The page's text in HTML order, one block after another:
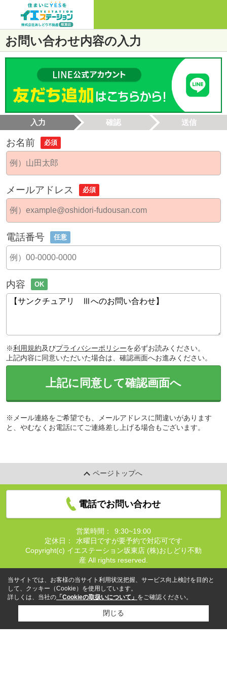
お問い合わせ内容の入力
入力 確認 送信
お名前 必須
メールアドレス 必須
電話番号 任意
内容 OK
※利用規約及びプライバシーポリシーを必ずお読みください。
上記内容に同意いただいた場合は、確認画面へお進みください。
上記に同意して確認画面へ
※メール連絡をご希望でも、メールアドレスに間違いがあります
と、やむなくお電話にてご連絡差し上げる場合もございます。
ページトップへ
電話でお問い合わせ
営業時間：
9:30~19:00
定休日：
水曜日ですが要予約で対応可です
Copyright(c) イエステーション坂東店 (株)おしどり不動
産 All rights reserved.
当サイトでは、お客様の当サイト利用状況把握、サービス向上検討を目的と
して、クッキー（Cookie）を使用しています。
詳しくは、当社の 「Cookieの取扱いについて」 をご確認ください。
閉じる